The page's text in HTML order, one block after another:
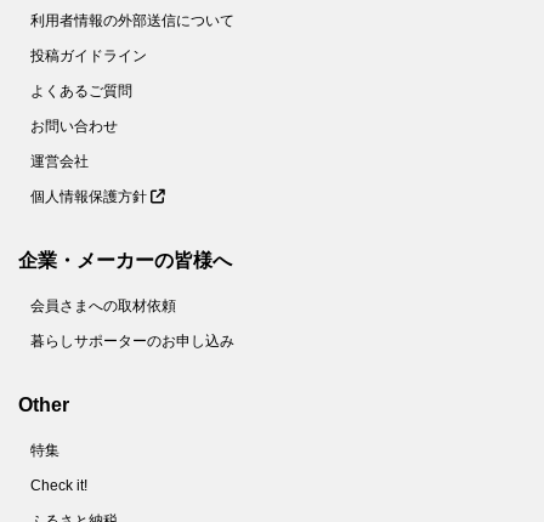
利用者情報の外部送信について
投稿ガイドライン
よくあるご質問
お問い合わせ
運営会社
個人情報保護方針
企業・メーカーの皆様へ
会員さまへの取材依頼
暮らしサポーターのお申し込み
Other
特集
Check it!